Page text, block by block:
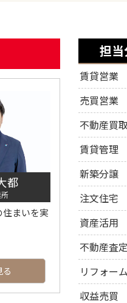
賃
売
賃
での流れ 収
都
まいを実
る
担
賃貸営業
売買営業
不動産買
賃貸管理
新築分譲
注文住宅
資産活用
不動産査定
リフォーム
収益売買